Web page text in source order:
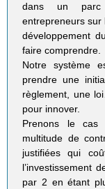
dans un parc
entrepreneurs
développement
faire comprendre.
Notre système
prendre une
règlement, une
pour innover.
Prenons le cas
multitude de
justifiées qui
l’investissement
par 2 en étant